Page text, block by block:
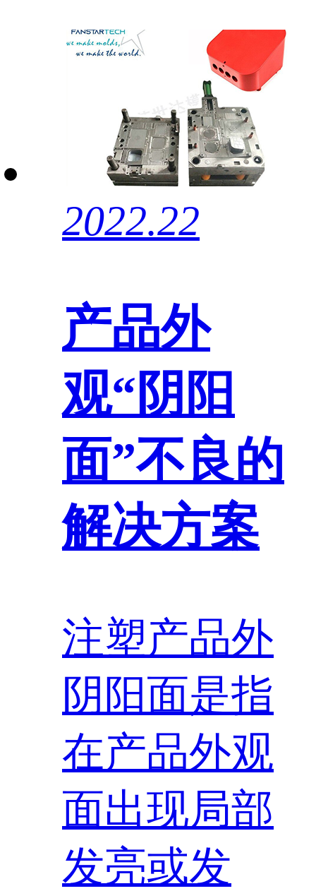
2022.22
产品外
观“阴阳
面”不良的
解决方案
注塑产品外
阴阳面是指
在产品外观
面出现局部
发亮或发